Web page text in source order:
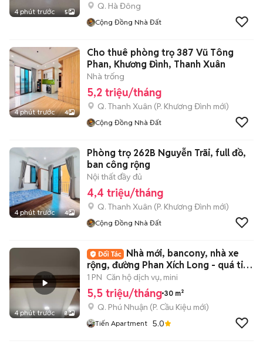
4 phút trước 5
Q. Hà Đông
Cộng Đồng Nhà Đất
4 phút trước 4
Cho thuê phòng trọ 387 Vũ Tông
Phan, Khương Đình, Thanh Xuân
Nhà trống
5,2 triệu/tháng
Q. Thanh Xuân (P. Khương Đình mới)
Cộng Đồng Nhà Đất
4 phút trước 4
Phòng trọ 262B Nguyễn Trãi, full đồ,
ban công rộng
Nội thất đầy đủ
4,4 triệu/tháng
Q. Thanh Xuân (P. Khương Đình mới)
Cộng Đồng Nhà Đất
4 phút trước 8
Nhà mới, bancony, nhà xe
rộng, đường Phan Xích Long - quá tiện
ích
1 PN Căn hộ dịch vụ, mini
5,5 triệu/tháng 30 m²
Q. Phú Nhuận (P. Cầu Kiệu mới)
Tiến Apartment 5.0